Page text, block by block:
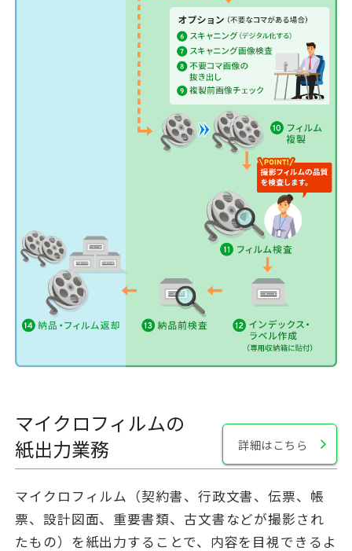
マイクロフィルムの
紙出力業務
詳細はこちら
マイクロフィルム（契約書、行政文書、伝票、帳
票、設計図面、重要書類、古文書などが撮影され
たもの）を紙出力することで、内容を目視できるよ